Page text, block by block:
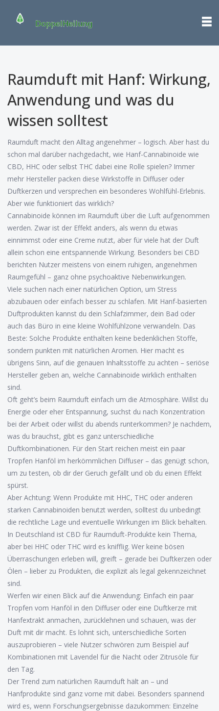
Raumduft mit Hanf: Wirkung,
Anwendung und was du
wissen solltest
Raumduft macht den Alltag angenehmer – logisch. Aber hast du
schon mal darüber nachgedacht, wie Hanf-Cannabinoide wie
CBD, HHC oder selbst THC dabei eine Rolle spielen? Immer
mehr Hersteller packen diese Wirkstoffe in Diffuser oder
Duftkerzen und versprechen ein besonderes Wohlfühl-Erlebnis.
Aber wie funktioniert das wirklich?
Cannabinoide können im Raumduft über die Luft aufgenommen
werden. Zwar ist der Effekt anders, als wenn du etwas
einnimmst oder eine Creme nutzt, aber für viele hat der Duft
allein schon eine entspannende Wirkung. Besonders bei CBD
berichten Nutzer meistens von einem ruhigen, angenehmen
Raumgefühl – ganz ohne psychoaktive Nebenwirkungen.
Viele suchen nach einer natürlichen Option, um Stress
abzubauen oder einfach besser zu schlafen. Mit Hanf-basierten
Duftprodukten kannst du dein Schlafzimmer, dein Bad oder
auch das Büro in eine kleine Wohlfühlzone verwandeln. Das
Beste: Solche Produkte enthalten keine bedenklichen Stoffe,
sondern punkten mit natürlichen Aromen. Hier macht es
übrigens Sinn, auf die genauen Inhaltsstoffe zu achten – seriöse
Hersteller geben an, welche Cannabinoide wirklich enthalten
sind.
Oft geht’s beim Raumduft einfach um die Atmosphäre. Willst du
Energie oder eher Entspannung, suchst du nach Konzentration
bei der Arbeit oder willst du abends runterkommen? Je nachdem,
was du brauchst, gibt es ganz unterschiedliche
Duftkombinationen. Für den Start reichen meist ein paar
Tropfen Hanföl im herkömmlichen Diffuser – das genügt schon,
um zu testen, ob dir der Geruch gefällt und ob du einen Effekt
spürst.
Aber Achtung: Wenn Produkte mit HHC, THC oder anderen
starken Cannabinoiden benutzt werden, solltest du unbedingt
die rechtliche Lage und eventuelle Wirkungen im Blick behalten.
In Deutschland ist CBD für Raumduft-Produkte kein Thema,
aber bei HHC oder THC wird es knifflig. Wer keine bösen
Überraschungen erleben will, greift – gerade bei Duftkerzen oder
Ölen – lieber zu Produkten, die explizit als legal gekennzeichnet
sind.
Werfen wir einen Blick auf die Anwendung: Einfach ein paar
Tropfen vom Hanföl in den Diffuser oder eine Duftkerze mit
Hanfextrakt anmachen, zurücklehnen und schauen, was der
Duft mit dir macht. Es lohnt sich, unterschiedliche Sorten
auszuprobieren – viele Nutzer schwören zum Beispiel auf
Kombinationen mit Lavendel für die Nacht oder Zitrusöle für
den Tag.
Der Trend zum natürlichen Raumduft hält an – und
Hanfprodukte sind ganz vorne mit dabei. Besonders spannend
wird es, wenn Forschungsergebnisse dazukommen: Einzelne